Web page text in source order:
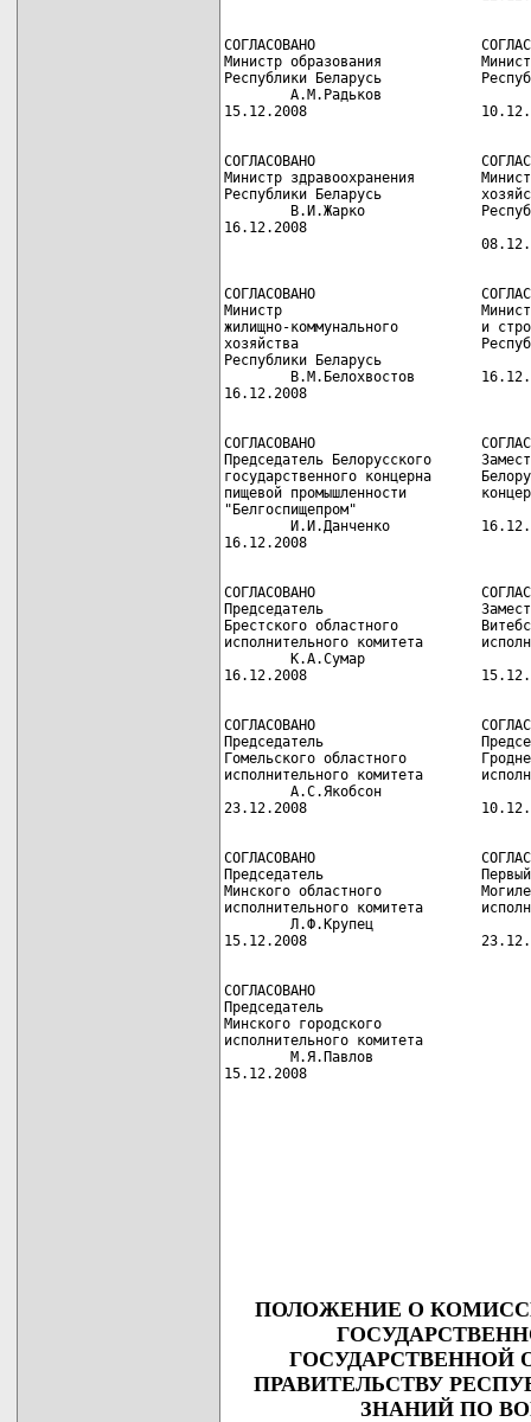
СОГЛАСОВАНО
Министр образования
Республики Беларусь
А.М.Радьков
СОГЛАСОВАНО
Министр здравоохранения
Республики Беларусь
В.И.Жарко
16.12.2008
СОГЛАСОВАНО
Министр                        Министр
жилищно-коммунального          и
хозяйства
Республики Беларусь
В.М.Белохвостов
СОГЛАСОВАНО
Председатель Белорусского
государственного концерна
пищевой промышленности
"Белгоспищепром"
И.И.Данченко
СОГЛАСОВАНО
Председатель
Брестского областного
исполнительного комитета
К.А.Сумар
СОГЛАСОВАНО
Председатель
Гомельского областного
исполнительного комитета
А.С.Якобсон
СОГЛАСОВАНО
Председатель                   Первый
Минского областного
исполнительного комитета
Л.Ф.Крупец
СОГЛАСОВАНО
Председатель
Минского городского
исполнительного комитета
        М.Я.Павлов
15.12.2008
ПОЛОЖЕНИЕ О
ГОСУДАРСТВЕННОЙ
ПРАВИТЕЛЬСТВУ
ЗНАНИЙ ПО